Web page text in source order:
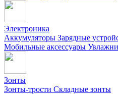
Электроника
Аккумуляторы Зарядные
Мобильные аксессуары
Зонты
Зонты-трости Складные зонты